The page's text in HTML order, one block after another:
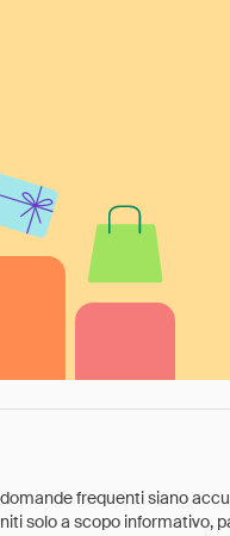
frequenti siano
solo a scopo